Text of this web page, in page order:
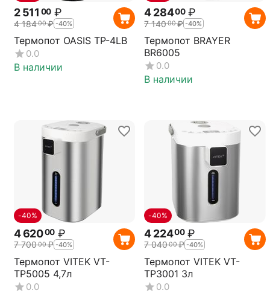
2 511 00 ₽
4 18400₽ -40%
Термопот OASIS TP-4LB
0.0
В наличии
4 28400 ₽
7 14000₽ -40%
Термопот BRAYER
BR6005
0.0
В наличии
-40%
4 62000 ₽
7 70000₽ -40%
Термопот VITEK VT-
TP5005 4,7л
0.0
-40%
4 22400 ₽
7 04000₽ -40%
Термопот VITEK VT-
TP3001 3л
0.0